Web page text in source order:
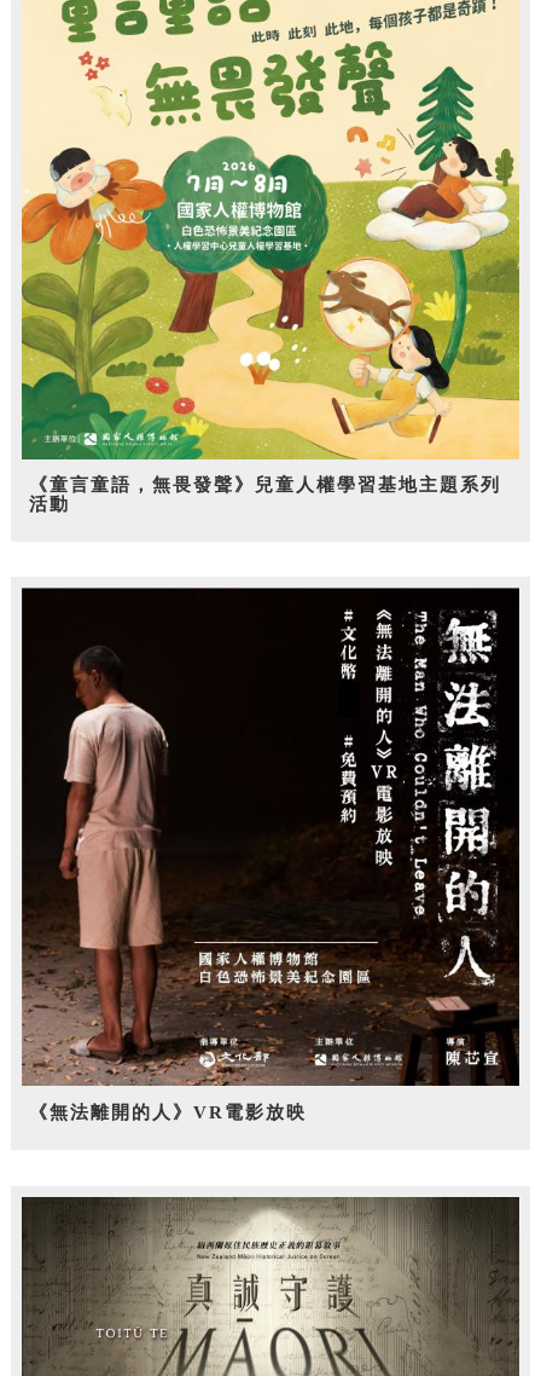
《童言童語，無畏發聲》兒童人權學習基地主題系列
活動
《無法離開的人》VR電影放映